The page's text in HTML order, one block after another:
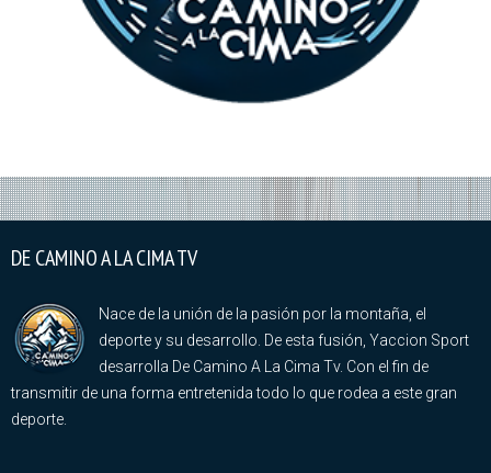
DE CAMINO A LA CIMA TV
Nace de la unión de la pasión por la montaña, el
deporte y su desarrollo. De esta fusión, Yaccion Sport
desarrolla De Camino A La Cima Tv. Con el fin de
transmitir de una forma entretenida todo lo que rodea a este gran
deporte.